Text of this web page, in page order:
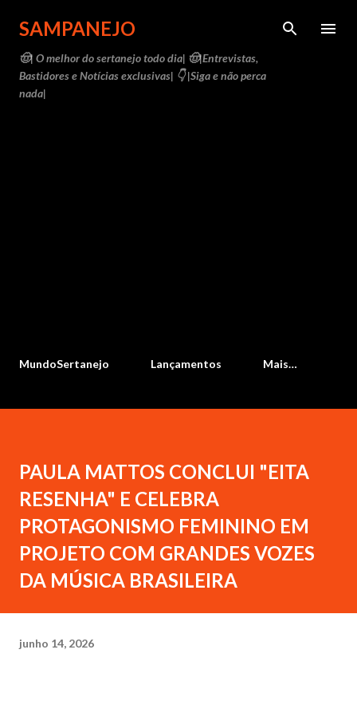
Pular para o conteúdo principal
SAMPANEJO
🤠| O melhor do sertanejo todo dia| 🤠|Entrevistas,
Bastidores e Notícias exclusivas| 👇 |Siga e não perca
nada|
MundoSertanejo Lançamentos Mais…
PAULA MATTOS CONCLUI "EITA
RESENHA" E CELEBRA
PROTAGONISMO FEMININO EM
PROJETO COM GRANDES VOZES
DA MÚSICA BRASILEIRA
junho 14, 2026